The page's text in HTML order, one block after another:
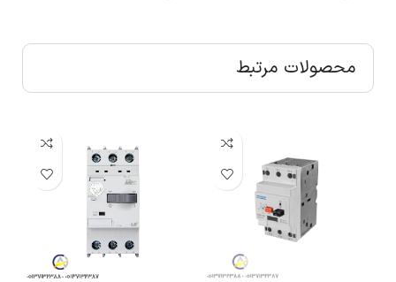
محصولات مرتبط